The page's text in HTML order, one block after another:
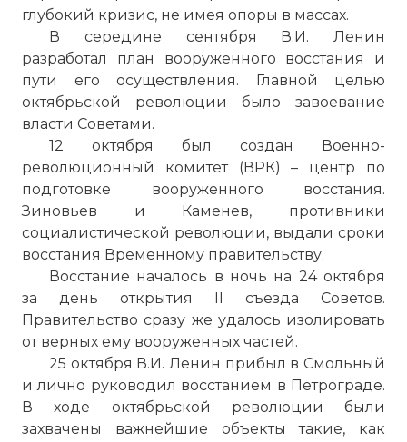
глубокий кризис, не имея опоры в массах.
В середине сентября В.И. Ленин
разработал план вооруженного восстания и
пути его осуществления. Главной целью
октябрьской революции было завоевание
власти Советами.
12 октября был создан Военно-
революционный комитет (ВРК) – центр по
подготовке вооруженного восстания.
Зиновьев и Каменев, противники
социалистической революции, выдали сроки
восстания Временному правительству.
Восстание началось в ночь на 24 октября
за день открытия II съезда Советов.
Правительство сразу же удалось изолировать
от верных ему вооруженных частей.
25 октября В.И. Ленин прибыл в Смольный
и лично руководил восстанием в Петрограде.
В ходе октябрьской революции были
захвачены важнейшие объекты такие, как